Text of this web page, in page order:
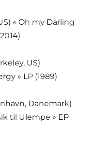
« Oh my Darling
US)
» LP (1989)
Danemark)
til Ulempe » EP